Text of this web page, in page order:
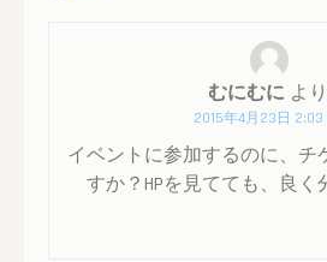
むにむに よ
2015年4月23日 2:03
イベントに参加するのに、チ
すか？HPを見てても、良く